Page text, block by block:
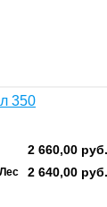
350
2 660,00 руб.
2 640,00 руб.